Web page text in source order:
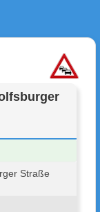
Straße